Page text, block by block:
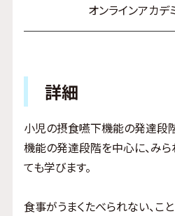
オンラインアカデ
詳細
小児の摂食嚥下機能の発達段
機能の発達段階を中心に、み
ても学びます。
食事がうまくたべられない、